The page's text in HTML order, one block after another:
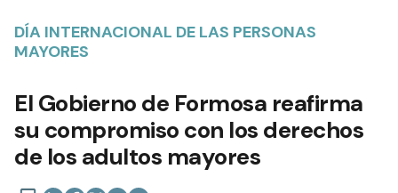
DÍA INTERNACIONAL DE LAS PERSONAS
MAYORES
El Gobierno de Formosa reafirma
su compromiso con los derechos
de los adultos mayores